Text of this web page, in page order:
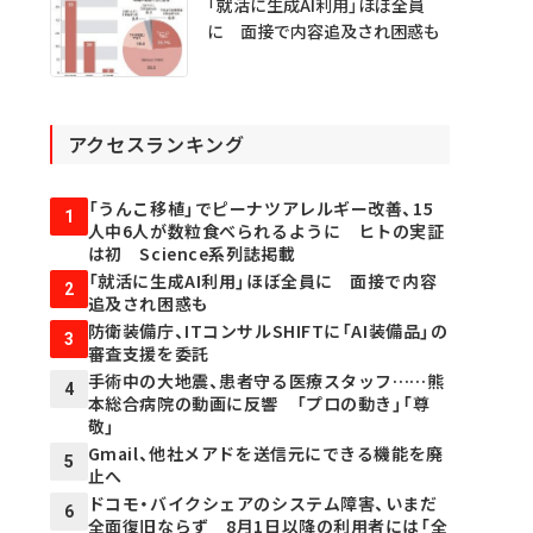
「就活に生成AI利用」ほぼ全員
に 面接で内容追及され困惑も
アクセスランキング
1
「うんこ移植」でピーナツアレルギー改善、15
人中6人が数粒食べられるように ヒトの実証
は初 Science系列誌掲載
2
「就活に生成AI利用」ほぼ全員に 面接で内容
追及され困惑も
3
防衛装備庁、ITコンサルSHIFTに「AI装備品」の
審査支援を委託
4
手術中の大地震、患者守る医療スタッフ……熊
本総合病院の動画に反響 「プロの動き」「尊
敬」
5
Gmail、他社メアドを送信元にできる機能を廃
止へ
6
ドコモ・バイクシェアのシステム障害、いまだ
全面復旧ならず 8月1日以降の利用者には「全